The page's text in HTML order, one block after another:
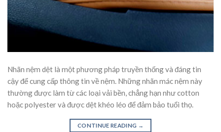
Nhãn nệm dệt là một phương pháp truyền thống và đáng tin
cậy để cung cấp thông tin về nệm. Những nhãn mác nệm này
thường được làm từ các loại vải bền, chẳng hạn như cotton
hoặc polyester và được dệt khéo léo để đảm bảo tuổi thọ.
CONTINUE READING →